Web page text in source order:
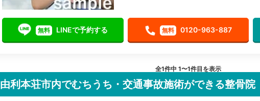
無料 LINEで予約する 無料 0120-963-887
全1件中 1〜1件目を表示
由利本荘市内でむちうち・交通事故施術ができる整骨院